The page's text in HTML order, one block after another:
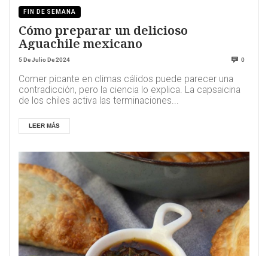
FIN DE SEMANA
Cómo preparar un delicioso
Aguachile mexicano
5 De Julio De 2024 0
Comer picante en climas cálidos puede parecer una
contradicción, pero la ciencia lo explica. La capsaicina
de los chiles activa las terminaciones...
LEER MÁS